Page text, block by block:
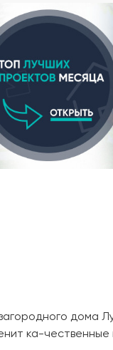
дома
ка-